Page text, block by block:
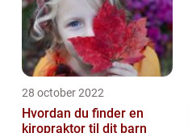
28 october 2022
Hvordan du finder en
kiropraktor til dit barn